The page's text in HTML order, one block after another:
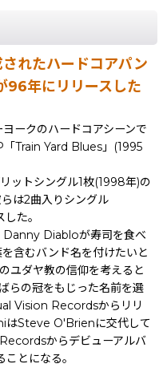
れたハードコアパン
年にリリースした
ークのハードコアシーンで
「Train Yard Blues」(1995
ットシングル1枚(1998年)の
は2曲入りシングル
た。
Danny Diabloが寿司を食べ
含むバンド名を付けたいと
ユダヤ教の信仰を考えると
らの冠をもじった名前を選
Vision Recordsからリリ
はSteve O'Brienに交代して
からデビューアルバ
とになる。